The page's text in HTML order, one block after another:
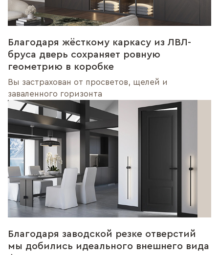
Благодаря жёсткому каркасу из ЛВЛ-
бруса дверь сохраняет ровную
геометрию в коробке
Вы застрахован от просветов, щелей и
заваленного горизонта
Благодаря заводской резке отверстий
мы добились идеального внешнего вида